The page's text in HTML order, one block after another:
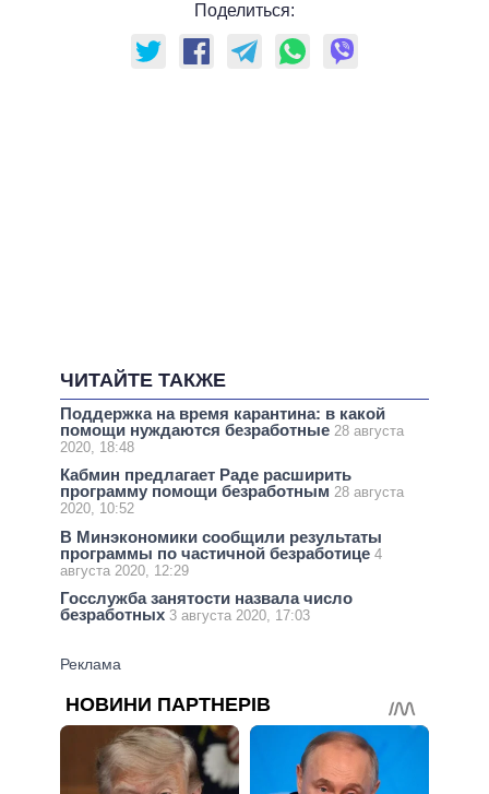
Поделиться:
ЧИТАЙТЕ ТАКЖЕ
Поддержка на время карантина: в какой
помощи нуждаются безработные 28 августа
2020, 18:48
Кабмин предлагает Раде расширить
программу помощи безработным 28 августа
2020, 10:52
В Минэкономики сообщили результаты
программы по частичной безработице 4
августа 2020, 12:29
Госслужба занятости назвала число
безработных 3 августа 2020, 17:03